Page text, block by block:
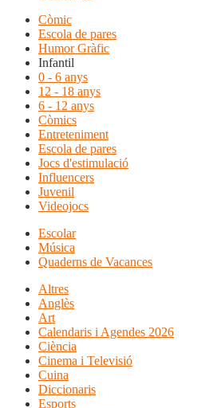
Còmic
Escola de pares
Humor Gràfic
Infantil
0 - 6 anys
12 - 18 anys
6 - 12 anys
Còmics
Entreteniment
Escola de pares
Jocs d'estimulació
Influencers
Juvenil
Videojocs
Escolar
Música
Quaderns de Vacances
Altres
Anglès
Art
Calendaris i Agendes 2026
Ciència
Cinema i Televisió
Cuina
Diccionaris
Esports